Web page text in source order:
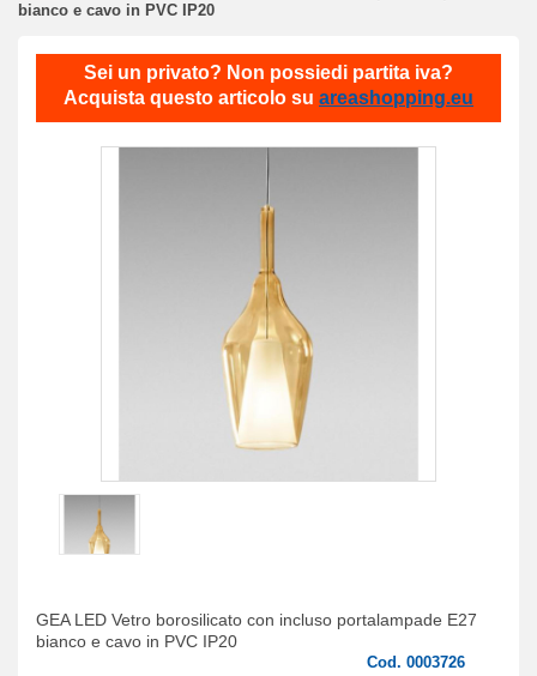
bianco e cavo in PVC IP20
Sei un privato? Non possiedi partita iva?
Acquista questo articolo su areashopping.eu
GEA LED Vetro borosilicato con incluso portalampade E27
bianco e cavo in PVC IP20
Cod. 0003726